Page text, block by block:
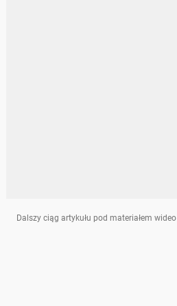
Dalszy ciąg artykułu pod materiałem wideo